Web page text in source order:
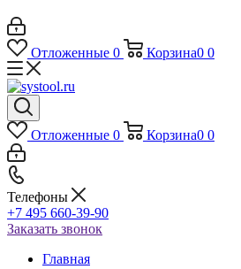
Отложенные 0 Корзина0 0
Отложенные 0 Корзина0 0
Телефоны
+7 495 660-39-90
Заказать звонок
Главная